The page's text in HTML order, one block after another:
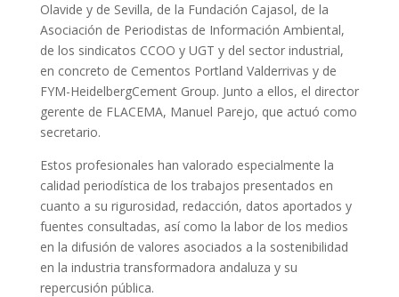
Olavide y de Sevilla, de la Fundación Cajasol, de la
Asociación de Periodistas de Información Ambiental,
de los sindicatos CCOO y UGT y del sector industrial,
en concreto de Cementos Portland Valderrivas y de
FYM-HeidelbergCement Group. Junto a ellos, el director
gerente de FLACEMA, Manuel Parejo, que actuó como
secretario.
Estos profesionales han valorado especialmente la
calidad periodística de los trabajos presentados en
cuanto a su rigurosidad, redacción, datos aportados y
fuentes consultadas, así como la labor de los medios
en la difusión de valores asociados a la sostenibilidad
en la industria transformadora andaluza y su
repercusión pública.